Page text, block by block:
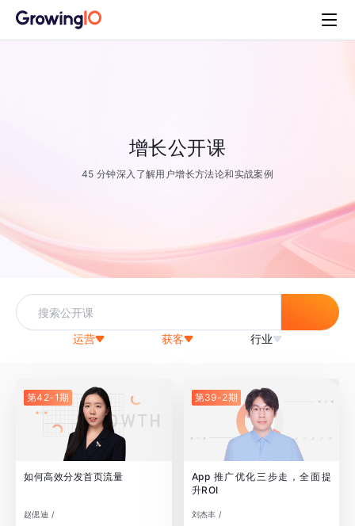
增长公开课
45 分钟深入了解用户增长方法论和实战案例
运营 获客 行业
第42-1期
如何高效分发首页流量
赵偲迪 /
第39-2期
App 推广优化三步走，全面提
升ROI
刘杰丰 /